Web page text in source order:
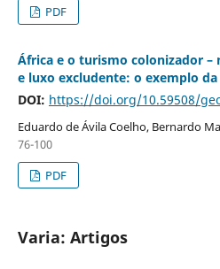
PDF
África e o turismo colonizador
e luxo excludente: o exemplo da
DOI: https://doi.org/10.59508/
Eduardo de Ávila Coelho, Bernardo
76-100
PDF
Varia: Artigos